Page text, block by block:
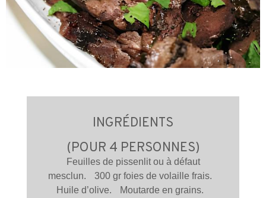
INGRÉDIENTS
(POUR 4 PERSONNES)
Feuilles de pissenlit ou à défaut
mesclun. 300 gr foies de volaille frais.
Huile d’olive. Moutarde en grains.